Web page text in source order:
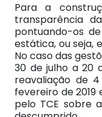
Para a
transparência
pontuando-os
estática, ou seja,
No caso das
30 de julho a 20
reavaliação de
fevereiro de 2019
pelo TCE sobre